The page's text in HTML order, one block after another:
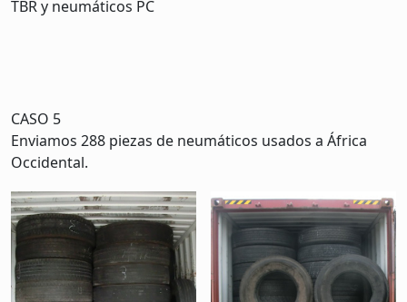
TBR y neumáticos PC
CASO 5
Enviamos 288 piezas de neumáticos usados a África
Occidental.